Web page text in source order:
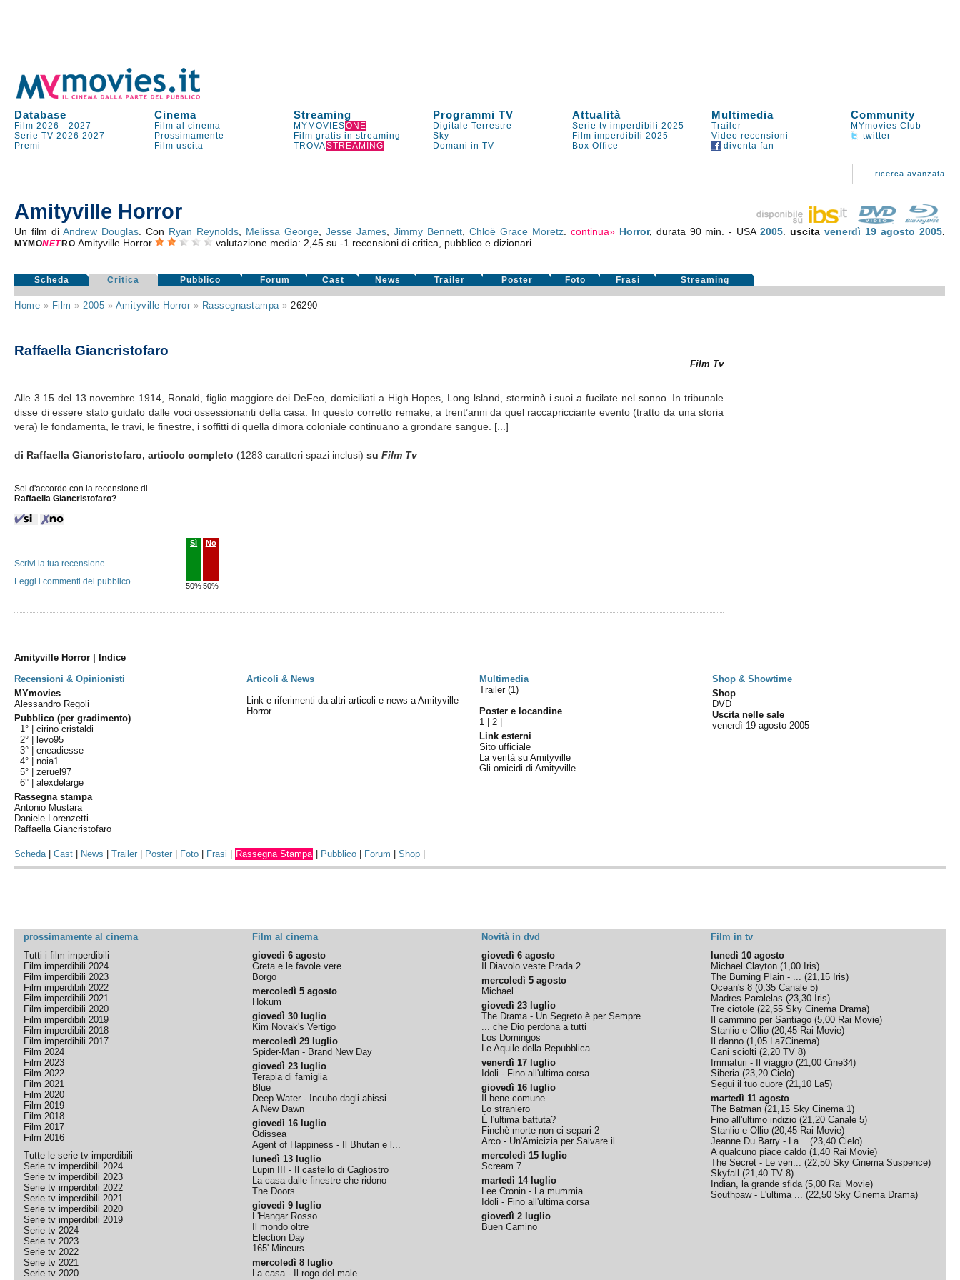
Database Cinema Streaming Programmi TV Attualità Multimedia Community
Film 2026 -2027 Film al cinema MYMOVIESONE Digitale Terrestre Serie tv imperdibili 2025 Trailer
MYmovies Club
Serie TV 2026 2027 Prossimamente Film gratis in streaming Sky Film imperdibili 2025 Video recensioni
twitter
Premi
Film uscita TROVASTREAMING Domani in TV Box Office diventa fan
ricerca avanzata
Amityville Horror
Un film diAndrew Douglas . Con Ryan Reynolds, Melissa George, Jesse James, Jimmy Bennett, Chloë Grace Moretz. continua» Horror, durata 90 min. - USA2005 .uscitavenerdì 19 agosto 2005.
MYMONET RO Amityville Horror valutazione media: 2,45 su -1 recensioni di critica, pubblico e dizionari.
Scheda Critica Pubblico Forum Cast News Trailer Poster Foto Frasi Streaming
Home » Film » 2005 » Amityville Horror » Rassegnastampa»26290
Raffaella Giancristofaro
Film Tv
Alle 3.15 del 13 novembre 1914, Ronald, figlio maggiore dei DeFeo, domiciliati a High Hopes, Long lsland, sterminò i suoi a fucilate nel sonno. In tribunale
disse di essere stato guidato dalle voci ossessionanti della casa. In questo corretto remake, a trent’anni da quel raccapricciante evento (tratto da una storia
vera) le fondamenta, le travi, le finestre, i soffitti di quella dimora coloniale continuano a grondare sangue. [...]
di Raffaella Giancristofaro, articolo completo (1283 caratteri spazi inclusi)suFilm Tv
Sei d'accordo con la recensione di
Raffaella Giancristofaro?
Sì
50%
No
50%
Scrivi la tua recensione
Leggi i commenti del pubblico
Amityville Horror | Indice
Recensioni & Opinionisti
Articoli & News Multimedia
Shop & Showtime
MYmovies
Alessandro Regoli
Pubblico (per gradimento)
1° |cirino cristaldi
2° |
levo95
3° |eneadiesse
4° |noia1
5° |zeruel97
6° |alexdelarge
Rassegna stampa
Antonio Mustara
Daniele Lorenzetti
Raffaella Giancristofaro
Link e riferimenti da altri articoli e news a Amityville
Horror
Trailer (1)
Poster e locandine
1 |2
Link esterni
Sito ufficiale
La verità su Amityville
Gli omicidi di Amityville
Shop
DVD
Uscita nelle sale
venerdì 19 agosto 2005
Scheda|Cast News |Trailer Poster Foto Frasi Rassegna Stampa Pubblico Forum |Shop
prossimamente al cinema Film al cinema Novità in dvd
Film in tv
Tutti i film imperdibili
Film imperdibili 2024
Film imperdibili 2023
Film imperdibili 2022
Film imperdibili 2021
Film imperdibili 2020
Film imperdibili 2019
Film imperdibili 2018
Film imperdibili 2017
Film 2024
Film 2023
Film 2022
Film 2021
Film 2020
Film 2019
Film 2018
Film 2017
Film 2016
Tutte le serie tv imperdibili
Serie tv imperdibili 2024
Serie tv imperdibili 2023
Serie tv imperdibili 2022
Serie tv imperdibili 2021
Serie tv imperdibili 2020
Serie tv imperdibili 2019
Serie tv 2024
Serie tv 2023
Serie tv 2022
Serie tv 2021
Serie tv 2020
giovedì 6 agosto
Greta e le favole vere
Borgo
mercoledì 5 agosto
Hokum
giovedì 30 luglio
Kim Novak's Vertigo
mercoledì 29 luglio
Spider-Man - Brand New Day
giovedì 23 luglio
Terapia di famiglia
Blue
Deep Water - Incubo dagli abissi
A New Dawn
giovedì 16 luglio
Odissea
Agent of Happiness - Il Bhutan e l...
lunedì 13 luglio
Lupin III - Il castello di Cagliostro
La casa dalle finestre che ridono
The Doors
giovedì 9 luglio
L'Hangar Rosso
Il mondo oltre
Election Day
165' Mineurs
mercoledì 8 luglio
La casa - Il rogo del male
giovedì 6 agosto
Il Diavolo veste Prada 2
mercoledì 5 agosto
Michael
giovedì 23 luglio
The Drama - Un Segreto è per Sempre
... che Dio perdona a tutti
Los Domingos
Le Aquile della Repubblica
venerdì 17 luglio
Idoli - Fino all'ultima corsa
giovedì 16 luglio
Il bene comune
Lo straniero
È l'ultima battuta?
Finchè morte non ci separi 2
Arco - Un'Amicizia per Salvare il ...
mercoledì 15 luglio
Scream 7
martedì 14 luglio
Lee Cronin - La mummia
Idoli - Fino all'ultima corsa
giovedì 2 luglio
Buen Camino
lunedì 10 agosto
Michael Clayton (1,00 Iris)
The Burning Plain - ... (21,15 Iris)
Ocean's 8 (0,35 Canale 5)
Madres Paralelas (23,30 Iris)
Tre ciotole (22,55 Sky Cinema Drama)
Il cammino per Santiago (5,00 Rai Movie)
Stanlio e Ollio (20,45 Rai Movie)
Il danno (1,05 La7Cinema)
Cani sciolti (2,20 TV 8)
Immaturi - Il viaggio (21,00 Cine34)
Siberia(23,20 Cielo)
Segui il tuo cuore (21,10 La5)
martedì 11 agosto
The Batman (21,15 Sky Cinema 1)
Fino all'ultimo indizio (21,20 Canale 5)
Stanlio e Ollio (20,45 Rai Movie)
Jeanne Du Barry - La... (23,40 Cielo)
A qualcuno piace caldo (1,40 Rai Movie)
The Secret - Le veri... (22,50 Sky Cinema Suspence)
Skyfall (21,40 TV 8)
Indian, la grande sfida(5,00 Rai Movie)
Southpaw - L'ultima ... (22,50 Sky Cinema Drama)